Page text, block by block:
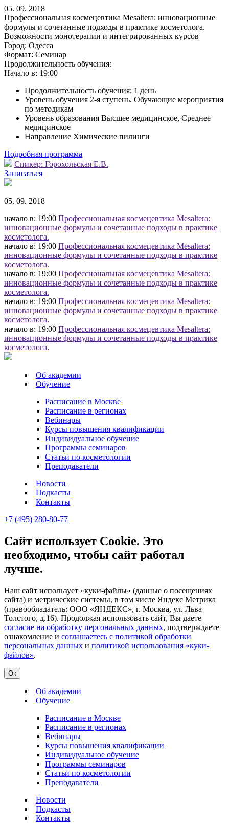
05. 09. 2018
Профессиональная космецевтика Mesaltera: инновационные
формулы и сочетанные подходы в практике косметолога.
Возможности монотерапии и интегрированных курсов
Город: Одесса
Формат: Семинар
Продолжительность обучения:
Начало в: 19:00
Продолжительность обучения: 1 день
Уровень обучения 2-я ступень. Обучающие мероприятия
по методикам
Уровень образования Высшее медицинское, Среднее
медицинское
Направление Химические пилинги
Подробная программа
Спикер: Горохольская Е.В.
Записаться
05. 09. 2018
начало в: 19:00 Профессиональная космецевтика Mesaltera:
инновационные формулы и сочетанные подходы в практике
косметолога.
начало в: 19:00 Профессиональная космецевтика Mesaltera:
инновационные формулы и сочетанные подходы в практике
косметолога.
начало в: 19:00 Профессиональная космецевтика Mesaltera:
инновационные формулы и сочетанные подходы в практике
косметолога.
начало в: 19:00 Профессиональная космецевтика Mesaltera:
инновационные формулы и сочетанные подходы в практике
косметолога.
начало в: 19:00 Профессиональная космецевтика Mesaltera:
инновационные формулы и сочетанные подходы в практике
косметолога.
Об академии
Обучение
Расписание в Москве
Расписание в регионах
Вебинары
Курсы повышения квалификации
Индивидуальное обучение
Программы семинаров
Статьи по косметологии
Преподаватели
Новости
Подкасты
Контакты
+7 (495) 280-80-77
Сайт использует Cookie. Это
необходимо, чтобы сайт работал
лучше.
Наш сайт использует «куки-файлы» (данные о посещениях
сайта) и метрические системы, в том числе Яндекс Метрика
(правообладатель: ООО «ЯНДЕКС», г. Москва, ул. Льва
Толстого, д.16). Продолжая использовать сайт, Вы даете
согласие на обработку персональных данных, подтверждаете
ознакомление и соглашаетесь с политикой обработки
персональных данных и политикой использования «куки-
файлов».
Ок
Об академии
Обучение
Расписание в Москве
Расписание в регионах
Вебинары
Курсы повышения квалификации
Индивидуальное обучение
Программы семинаров
Статьи по косметологии
Преподаватели
Новости
Подкасты
Контакты